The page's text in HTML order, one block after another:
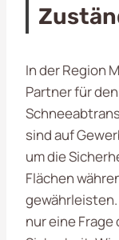
In der Region
Partner für
sind auf
um die
Flächen
nur eine